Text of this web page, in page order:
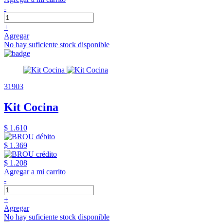
-
+
Agregar
No hay suficiente stock disponible
31903
Kit Cocina
$ 1.610
$ 1.369
$ 1.208
Agregar a mi carrito
-
+
Agregar
No hay suficiente stock disponible